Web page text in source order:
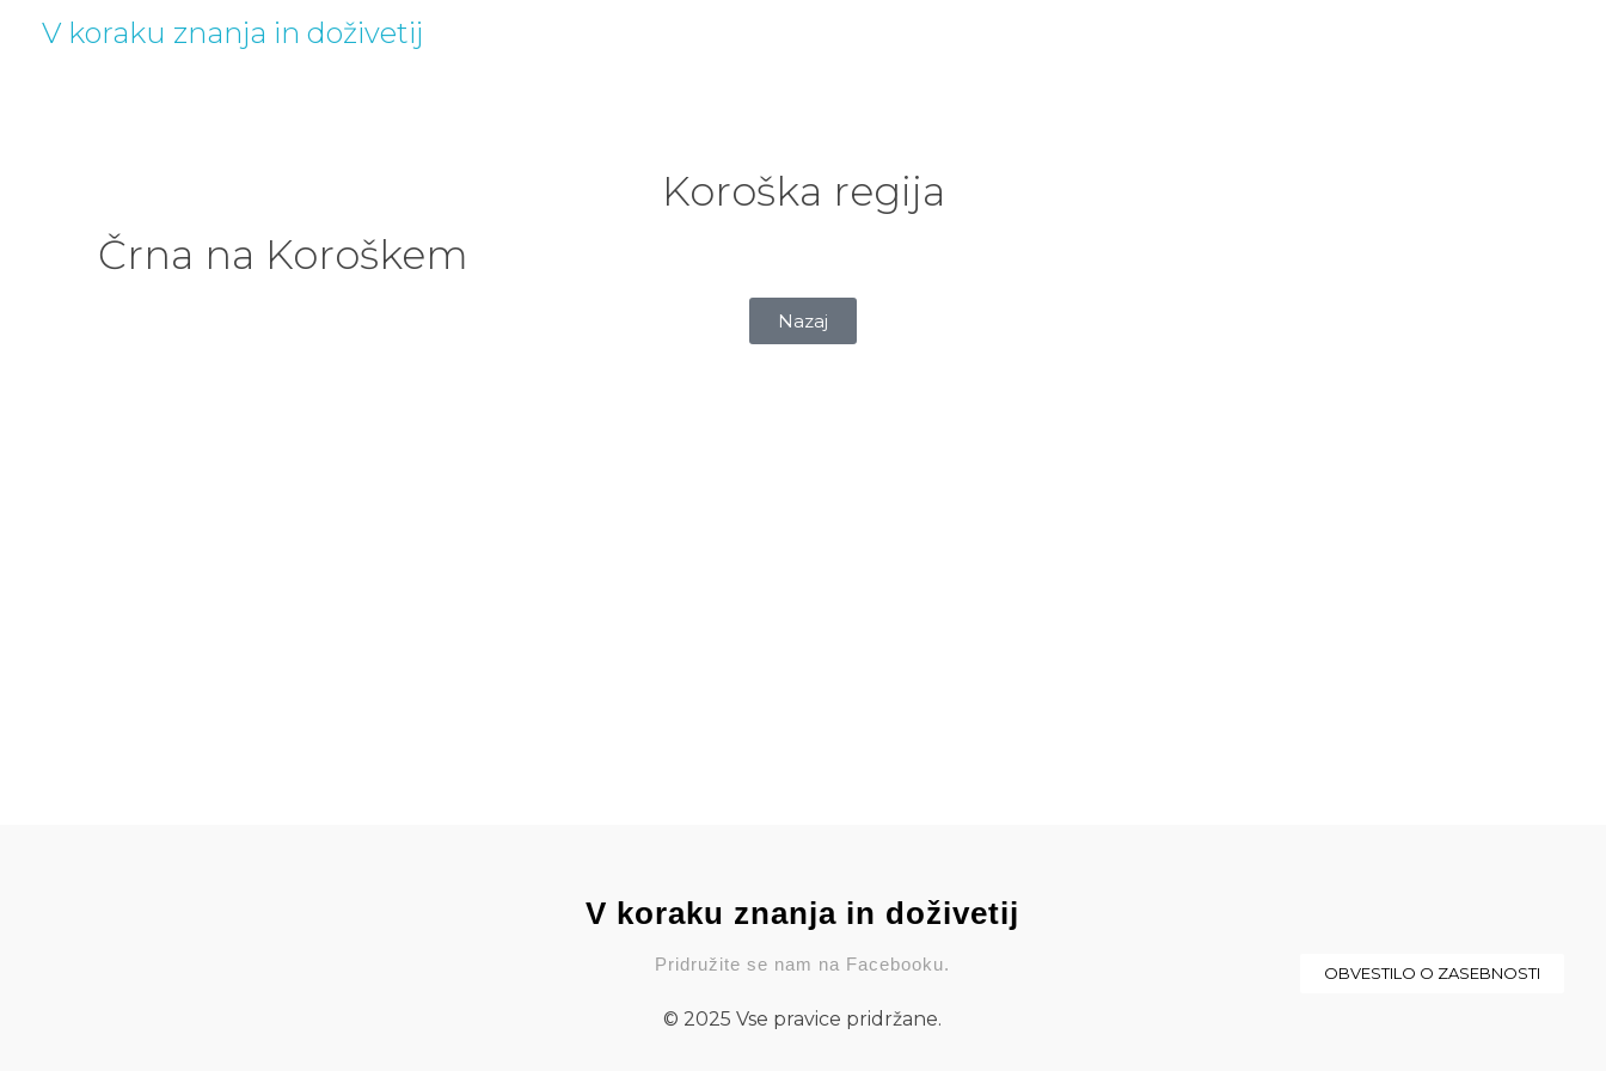
V koraku znanja in doživetij
Koroška regija
Črna na Koroškem
Nazaj
V koraku znanja in doživetij
Pridružite se nam na Facebooku.
© 2025 Vse pravice pridržane.
OBVESTILO O ZASEBNOSTI